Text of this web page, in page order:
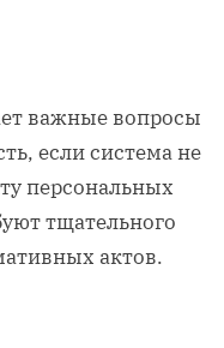
важные вопросы
если система не
персональных
тщательного
актов.